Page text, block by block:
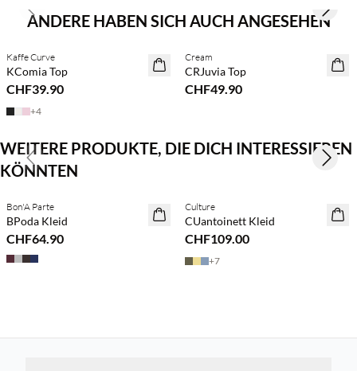
ANDERE HABEN SICH AUCH ANGESEHEN
NEUHEITEN
Kaffe Curve
KComia Top
CHF39.90
+4
NEUHEITEN
Kaufe mind. 2 & spare 20 %
Cream
CRJuvia Top
CHF49.90
Previous slide Next
WEITERE PRODUKTE, DIE DICH INTERESSIEREN
KÖNNTEN
NEUHEITEN
Bon'A Parte
BPoda Kleid
CHF64.90
NEUHEITEN
Culture
CUantoinett Kleid
CHF109.00
+7
Previous slide Next